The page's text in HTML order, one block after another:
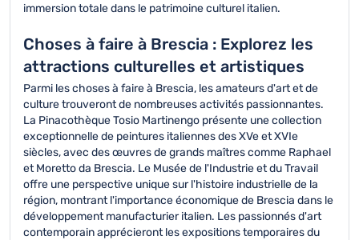
immersion totale dans le patrimoine culturel italien.
Choses à faire à Brescia : Explorez les
attractions culturelles et artistiques
Parmi les choses à faire à Brescia, les amateurs d'art et de
culture trouveront de nombreuses activités passionnantes.
La Pinacothèque Tosio Martinengo présente une collection
exceptionnelle de peintures italiennes des XVe et XVIe
siècles, avec des œuvres de grands maîtres comme Raphael
et Moretto da Brescia. Le Musée de l'Industrie et du Travail
offre une perspective unique sur l'histoire industrielle de la
région, montrant l'importance économique de Brescia dans le
développement manufacturier italien. Les passionnés d'art
contemporain apprécieront les expositions temporaires du